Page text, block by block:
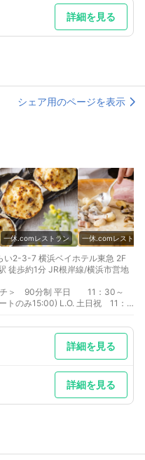
詳細を見る
シェア用のページを表示
一休.comレストラン 一休.comレストラ
い2-3-7 横浜ベイホテル東急 2F
徒歩約1分 JR根岸線/横浜市営地
のみ15:00) L.O. 土日祝 11：
ルトのみ15:00) L.O. ＜ディ
・金・日・祝 17：00～21：
詳細を見る
詳細を見る